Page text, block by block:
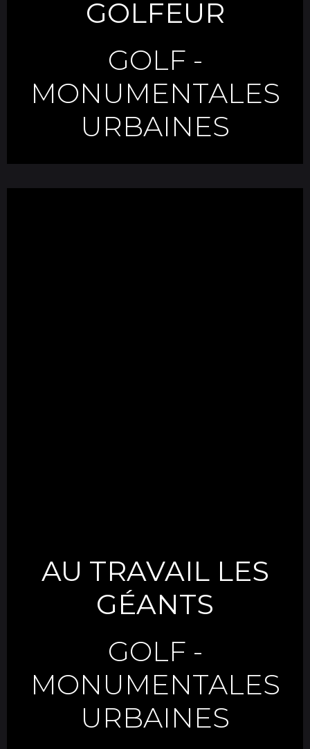
GOLFEUR
GOLF -
MONUMENTALES
URBAINES
AU TRAVAIL LES
GÉANTS
GOLF -
MONUMENTALES
URBAINES